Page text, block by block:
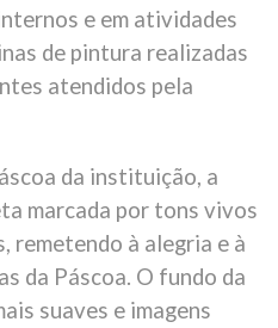
e em atividades
de pintura realizadas
atendidos pela
da instituição, a
marcada por tons vivos
remetendo à alegria e à
da Páscoa. O fundo da
suaves e imagens